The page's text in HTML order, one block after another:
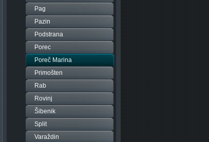
Pag
Pazin
Podstrana
Porec
Poreč Marina
Primošten
Rab
Rovinj
Šibenik
Split
Varaždin